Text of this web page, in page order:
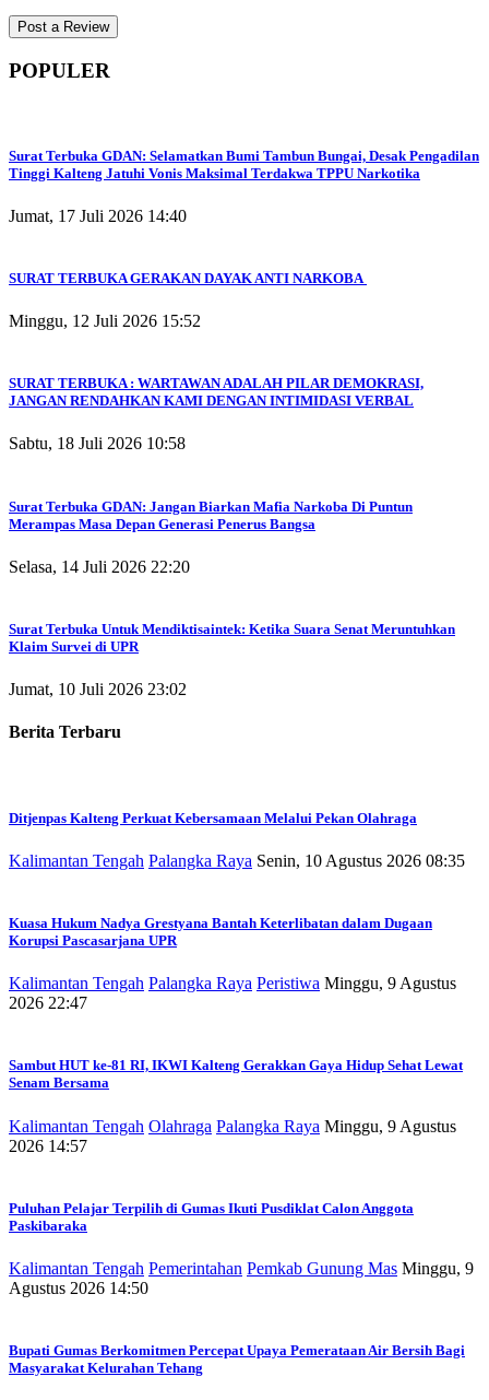
POPULER
Surat Terbuka GDAN: Selamatkan Bumi Tambun Bungai, Desak Pengadilan
Tinggi Kalteng Jatuhi Vonis Maksimal Terdakwa TPPU Narkotika
Jumat, 17 Juli 2026 14:40
SURAT TERBUKA GERAKAN DAYAK ANTI NARKOBA
Minggu, 12 Juli 2026 15:52
SURAT TERBUKA : WARTAWAN ADALAH PILAR DEMOKRASI,
JANGAN RENDAHKAN KAMI DENGAN INTIMIDASI VERBAL
Sabtu, 18 Juli 2026 10:58
Surat Terbuka GDAN: Jangan Biarkan Mafia Narkoba Di Puntun
Merampas Masa Depan Generasi Penerus Bangsa
Selasa, 14 Juli 2026 22:20
Surat Terbuka Untuk Mendiktisaintek: Ketika Suara Senat Meruntuhkan
Klaim Survei di UPR
Jumat, 10 Juli 2026 23:02
Berita Terbaru
Ditjenpas Kalteng Perkuat Kebersamaan Melalui Pekan Olahraga
Kalimantan Tengah Palangka Raya Senin, 10 Agustus 2026 08:35
Kuasa Hukum Nadya Grestyana Bantah Keterlibatan dalam Dugaan
Korupsi Pascasarjana UPR
Kalimantan Tengah Palangka Raya Peristiwa Minggu, 9 Agustus
2026 22:47
Sambut HUT ke-81 RI, IKWI Kalteng Gerakkan Gaya Hidup Sehat Lewat
Senam Bersama
Kalimantan Tengah Olahraga Palangka Raya Minggu, 9 Agustus
2026 14:57
Puluhan Pelajar Terpilih di Gumas Ikuti Pusdiklat Calon Anggota
Paskibaraka
Kalimantan Tengah Pemerintahan Pemkab Gunung Mas Minggu, 9
Agustus 2026 14:50
Bupati Gumas Berkomitmen Percepat Upaya Pemerataan Air Bersih Bagi
Masyarakat Kelurahan Tehang